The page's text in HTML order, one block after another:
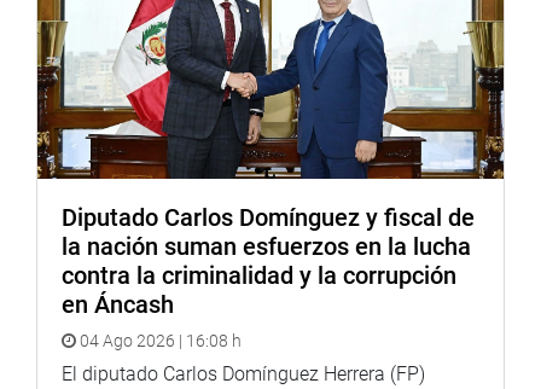
Diputado Carlos Domínguez y fiscal de
la nación suman esfuerzos en la lucha
contra la criminalidad y la corrupción
en Áncash
04 Ago 2026 | 16:08 h
El diputado Carlos Domínguez Herrera (FP)